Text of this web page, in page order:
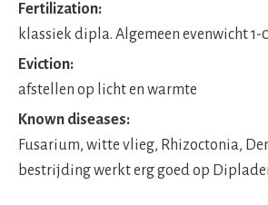
Fertilization:
klassiek dipla. Algemeen evenwicht 1-
Eviction:
afstellen op licht en warmte
Known diseases:
Fusarium, witte vlieg, Rhizoctonia,
bestrijding werkt erg goed op